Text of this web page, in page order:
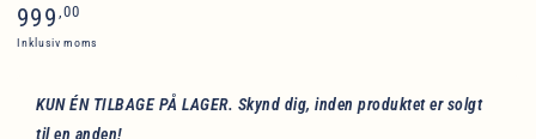
Normalpris
999 ,00
Inklusiv moms
KUN ÉN TILBAGE PÅ LAGER. Skynd dig, inden produktet er solgt
til en anden!